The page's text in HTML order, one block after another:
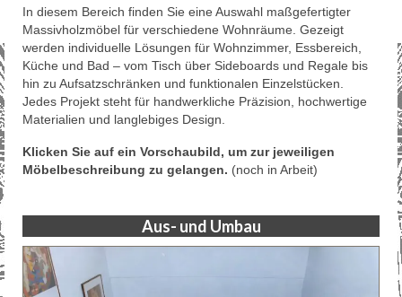
In diesem Bereich finden Sie eine Auswahl maßgefertigter
Massivholzmöbel für verschiedene Wohnräume. Gezeigt
werden individuelle Lösungen für Wohnzimmer, Essbereich,
Küche und Bad – vom Tisch über Sideboards und Regale bis
hin zu Aufsatzschränken und funktionalen Einzelstücken.
Jedes Projekt steht für handwerkliche Präzision, hochwertige
Materialien und langlebiges Design.
Klicken Sie auf ein Vorschaubild, um zur jeweiligen
Möbelbeschreibung zu gelangen. (noch in Arbeit)
Aus- und Umbau